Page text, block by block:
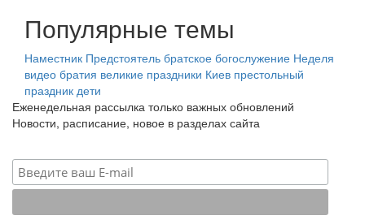
Популярные темы
Наместник Предстоятель братское богослужение Неделя
видео братия великие праздники Киев престольный
праздник дети
Еженедельная рассылка только важных обновлений
Новости, расписание, новое в разделах сайта